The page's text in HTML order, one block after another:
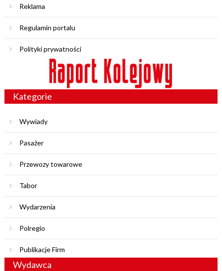
Reklama
Regulamin portalu
Polityki prywatności
Kategorie
Wywiady
Pasażer
Przewozy towarowe
Tabor
Wydarzenia
Polregio
Publikacje Firm
Wydawca